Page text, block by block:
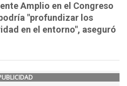
Amplio en el Congreso
"profundizar los
en el entorno", aseguró